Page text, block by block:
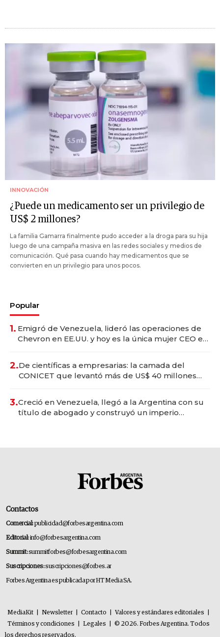
INNOVACIÓN
¿Puede un medicamento ser un privilegio de
US$ 2 millones?
La familia Gamarra finalmente pudo acceder a la droga para su hija
luego de una campaña masiva en las redes sociales y medios de
comunicación. Qué pasa cuando hay medicamentos que se
convierten en un privilegio para unos pocos.
Popular
1. Emigró de Venezuela, lideró las operaciones de
Chevron en EE.UU. y hoy es la única mujer CEO en
2.De científicas a empresarias: la camada del
CONICET que levantó más de US$ 40 millones
3.Creció en Venezuela, llegó a la Argentina con su
título de abogado y construyó un imperio
Contactos
Comercial:publicidad@forbesargentina.com
Editorial:info@forbesargentina.com
Summit:summitforbes@forbesargentina.com
Suscripciones:suscripciones@forbes.ar
Forbes Argentina es publicada por HT Media SA.
MediaKit Newsletter Contacto Valores y estándares editoriales
Términos y condiciones
Legales
© 2026. Forbes Argentina. Todos
los derechos reservados.